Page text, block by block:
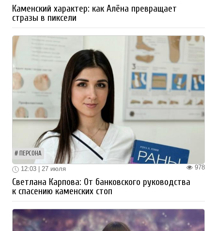
Каменский характер: как Алёна превращает
стразы в пиксели
ПЕРСОНА
978
12:03 | 27 июля
Светлана Карпова: От банковского руководства
к спасению каменских стоп